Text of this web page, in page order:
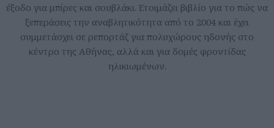
έξοδο για μπίρες και σουβλάκι. Ετοιμάζει βιβλίο για το πώς να
ξεπεράσεις την αναβλητικότητα από το 2004 και έχει
συμμετάσχει σε ρεπορτάζ για πολυχώρους ηδονής στο
κέντρο της Αθήνας, αλλά και για δομές φροντίδας
ηλικιωμένων.